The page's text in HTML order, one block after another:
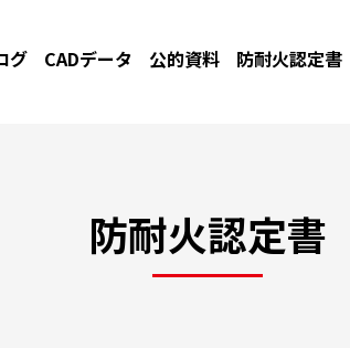
グ CADデータ 公的資料 防耐火認定書
防耐火認定書